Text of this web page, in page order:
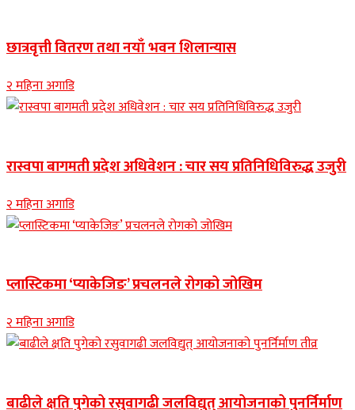
छात्रवृत्ती वितरण तथा नयाँ भवन शिलान्यास
२ महिना अगाडि
रास्वपा बागमती प्रदेश अधिवेशन : चार सय प्रतिनिधिविरुद्ध उजुरी
२ महिना अगाडि
प्लास्टिकमा ‘प्याकेजिङ’ प्रचलनले रोगको जोखिम
२ महिना अगाडि
बाढीले क्षति पुगेको रसुवागढी जलविद्युत् आयोजनाको पुनर्निर्माण